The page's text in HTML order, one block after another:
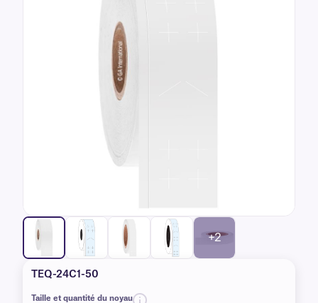
+2
TEQ-24C1-50
Taille et quantité du noyau